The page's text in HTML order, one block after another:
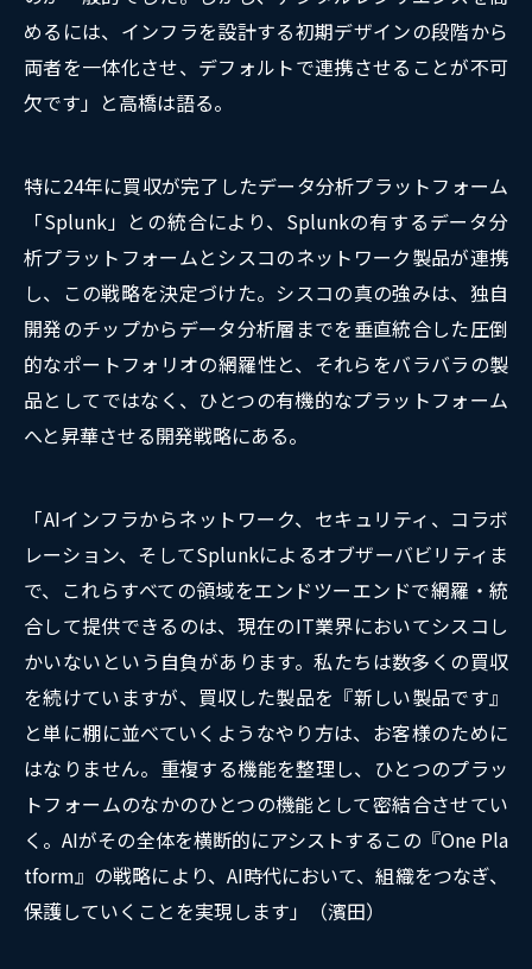
めるには、インフラを設計する初期デザインの段階から
両者を一体化させ、デフォルトで連携させることが不可
欠です」と高橋は語る。
特に24年に買収が完了したデータ分析プラットフォーム
「Splunk」との統合により、Splunkの有するデータ分
析プラットフォームとシスコのネットワーク製品が連携
し、この戦略を決定づけた。シスコの真の強みは、独自
開発のチップからデータ分析層までを垂直統合した圧倒
的なポートフォリオの網羅性と、それらをバラバラの製
品としてではなく、ひとつの有機的なプラットフォーム
へと昇華させる開発戦略にある。
「AIインフラからネットワーク、セキュリティ、コラボ
レーション、そしてSplunkによるオブザーバビリティま
で、これらすべての領域をエンドツーエンドで網羅・統
合して提供できるのは、現在のIT業界においてシスコし
かいないという自負があります。私たちは数多くの買収
を続けていますが、買収した製品を『新しい製品です』
と単に棚に並べていくようなやり方は、お客様のために
はなりません。重複する機能を整理し、ひとつのプラッ
トフォームのなかのひとつの機能として密結合させてい
く。AIがその全体を横断的にアシストするこの『One Pla
tform』の戦略により、AI時代において、組織をつなぎ、
保護していくことを実現します」（濱田）